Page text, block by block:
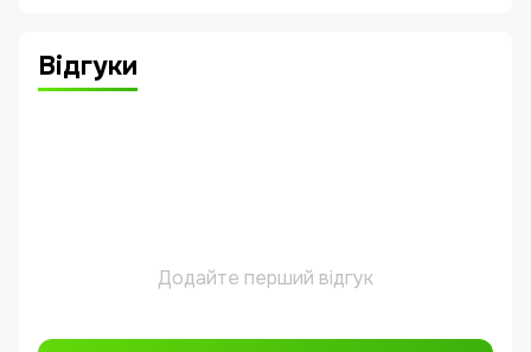
Відгуки
Додайте перший відгук